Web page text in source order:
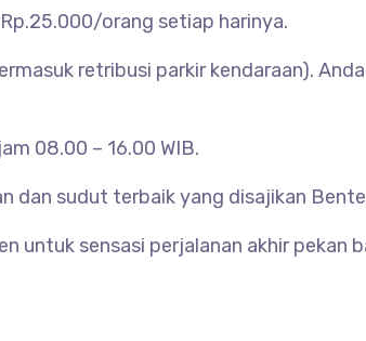
orang setiap harinya.
retribusi parkir kendaraan).
08.00 – 16.00 WIB.
dan sudut terbaik yang disajikan
untuk sensasi perjalanan akhir pekan